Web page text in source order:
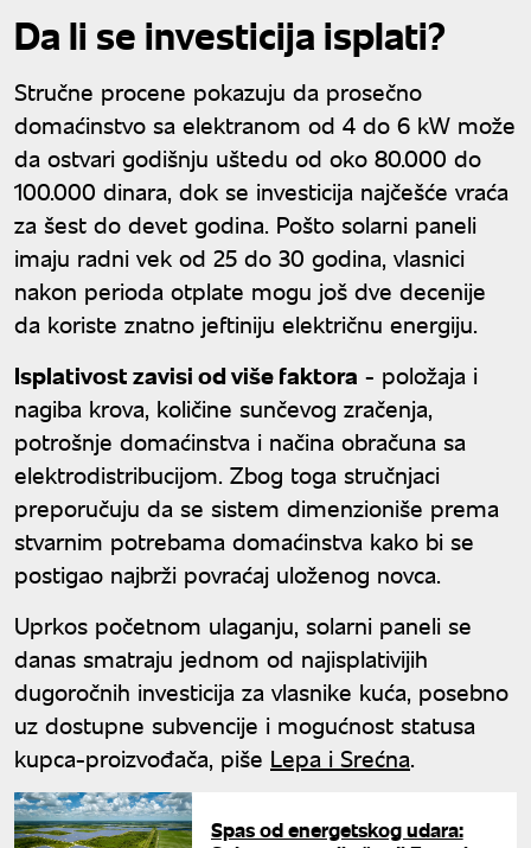
Da li se investicija isplati?
Stručne procene pokazuju da prosečno
domaćinstvo sa elektranom od 4 do 6 kW može
da ostvari godišnju uštedu od oko 80.000 do
100.000 dinara, dok se investicija najčešće vraća
za šest do devet godina. Pošto solarni paneli
imaju radni vek od 25 do 30 godina, vlasnici
nakon perioda otplate mogu još dve decenije
da koriste znatno jeftiniju električnu energiju.
Isplativost zavisi od više faktora - položaja i
nagiba krova, količine sunčevog zračenja,
potrošnje domaćinstva i načina obračuna sa
elektrodistribucijom. Zbog toga stručnjaci
preporučuju da se sistem dimenzioniše prema
stvarnim potrebama domaćinstva kako bi se
postigao najbrži povraćaj uloženog novca.
Uprkos početnom ulaganju, solarni paneli se
danas smatraju jednom od najisplativijih
dugoročnih investicija za vlasnike kuća, posebno
uz dostupne subvencije i mogućnost statusa
kupca-proizvođača, piše Lepa i Srećna.
Spas od energetskog udara: